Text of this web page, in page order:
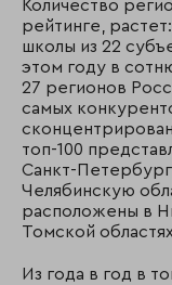
Количество
рейтинге,
школы из 22
этом году в
27 регионов
самых
топ-100
Санкт-
Челябинскую
расположены в
Томской
Из года в год в